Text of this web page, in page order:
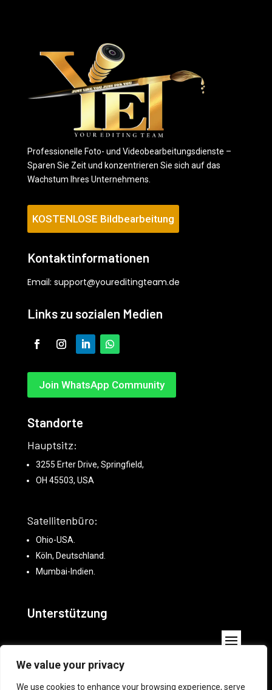
We value your privacy
We use cookies to enhance your browsing experience, serve
Professionelle Foto- und Videobearbeitungsdienste –
Sparen Sie Zeit und konzentrieren Sie sich auf das
Wachstum Ihres Unternehmens.
KOSTENLOSE Bildbearbeitung
Kontaktinformationen
Email: support@youreditingteam.de
Links zu sozialen Medien
Join WhatsApp Community
Standorte
Hauptsitz:
3255 Erter Drive, Springfield,
OH 45503, USA
Satellitenbüro:
Ohio-USA.
Köln, Deutschland.
Mumbai-Indien.
Unterstützung
White-Label-Online-